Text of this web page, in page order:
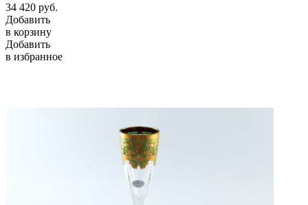
34 420 руб.
Добавить
в корзину
Добавить
в избранное